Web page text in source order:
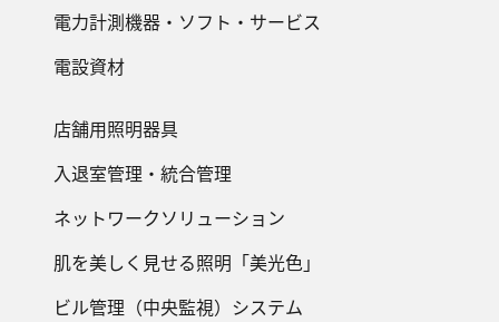
電力計測機器・ソフト・サービス
電設資材
店舗用照明器具
入退室管理・統合管理
ネットワークソリューション
肌を美しく見せる照明「美光色」
ビル管理（中央監視）システム